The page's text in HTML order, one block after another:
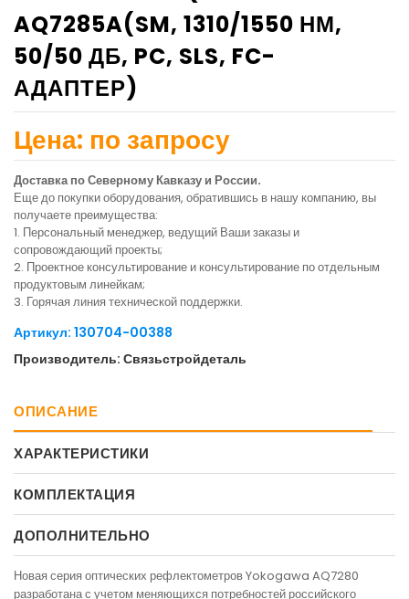
AQ7285A(SM, 1310/1550 НМ,
50/50 ДБ, PC, SLS, FC-
АДАПТЕР)
Цена: по запросу
Доставка по Северному Кавказу и России.
Еще до покупки оборудования, обратившись в нашу компанию, вы
получаете преимущества:
1. Персональный менеджер, ведущий Ваши заказы и
сопровождающий проекты;
2. Проектное консультирование и консультирование по отдельным
продуктовым линейкам;
3. Горячая линия технической поддержки.
Артикул: 130704-00388
Производитель: Связьстройдеталь
ОПИСАНИЕ
ХАРАКТЕРИСТИКИ
КОМПЛЕКТАЦИЯ
ДОПОЛНИТЕЛЬНО
Новая серия оптических рефлектометров Yokogawa AQ7280
разработана с учетом меняющихся потребностей российского